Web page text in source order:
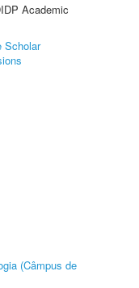
Academic
Scholar
(Câmpus de